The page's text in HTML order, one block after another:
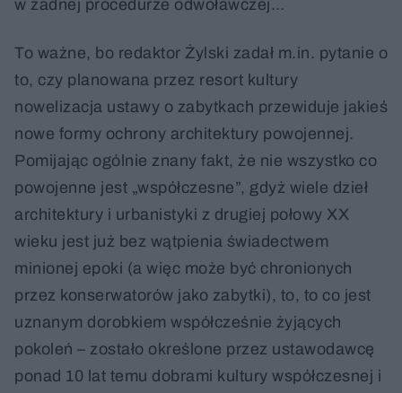
w żadnej procedurze odwoławczej…
To ważne, bo redaktor Żylski zadał m.in. pytanie o
to, czy planowana przez resort kultury
nowelizacja ustawy o zabytkach przewiduje jakieś
nowe formy ochrony architektury powojennej.
Pomijając ogólnie znany fakt, że nie wszystko co
powojenne jest „współczesne”, gdyż wiele dzieł
architektury i urbanistyki z drugiej połowy XX
wieku jest już bez wątpienia świadectwem
minionej epoki (a więc może być chronionych
przez konserwatorów jako zabytki), to, to co jest
uznanym dorobkiem współcześnie żyjących
pokoleń – zostało określone przez ustawodawcę
ponad 10 lat temu dobrami kultury współczesnej i